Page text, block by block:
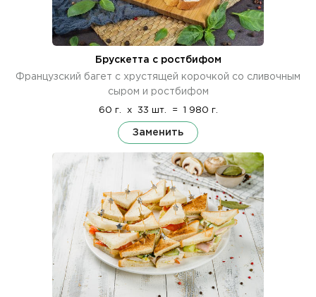
Брускетта с ростбифом
Французский багет с хрустящей корочкой со сливочным
сыром и ростбифом
60 г. x 33 шт. = 1 980 г.
Заменить